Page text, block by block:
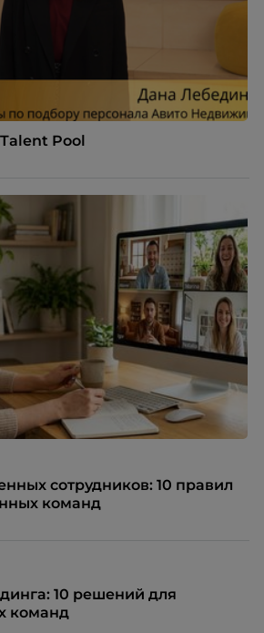
Pool
сотрудников: 10 правил
команд
10 решений для
команд